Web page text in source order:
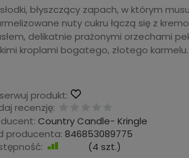
błyszczący zapach, w którym
nuty cukru łączą się z
delikatnie prażonymi orzechami
kroplami bogatego, złotego karmelu.
produkt:
recenzję:
Country Candle- Kringle
producenta: 846853089775
(4 szt.)